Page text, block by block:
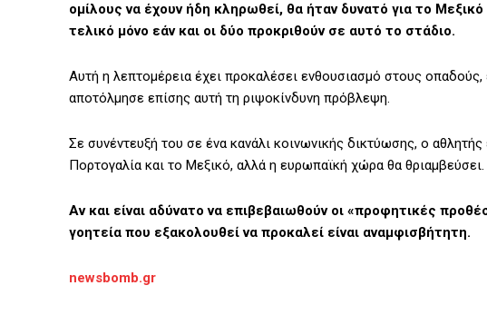
ομίλους να έχουν ήδη κληρωθεί, θα ήταν δυνατό για το
τελικό μόνο εάν και οι δύο προκριθούν σε αυτό το στάδιο.
Αυτή η λεπτομέρεια έχει προκαλέσει ενθουσιασμό στους
αποτόλμησε επίσης αυτή τη ριψοκίνδυνη πρόβλεψη.
Σε συνέντευξή του σε ένα κανάλι κοινωνικής δικτύωσης, ο
Πορτογαλία και το Μεξικό, αλλά η ευρωπαϊκή χώρα θα θριαμβεύσει.
Αν και είναι αδύνατο να επιβεβαιωθούν οι «προφητικές
γοητεία που εξακολουθεί να προκαλεί είναι αναμφισβήτητη.
newsbomb.gr